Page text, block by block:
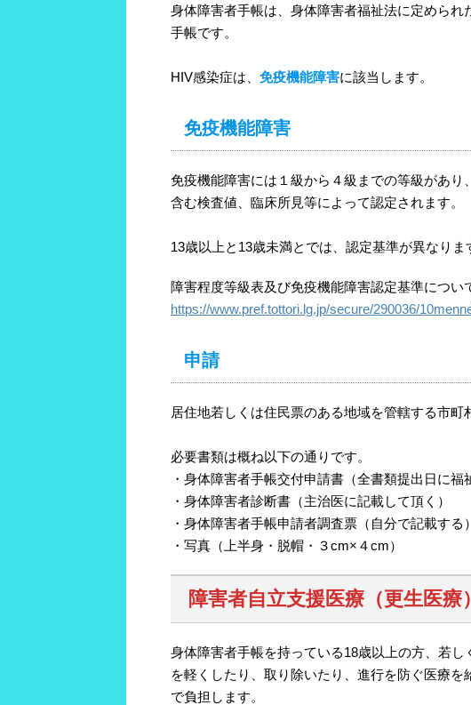
身体障害者手帳は、身体障害者福祉法に定めら
手帳です。
HIV感染症は、 免疫機能障害に該当します。
免疫機能障害
免疫機能障害には１級から４級までの等級があ
含む検査値、臨床所見等によって認定されます。
13歳以上と13歳未満とでは、認定基準が異なりま
障害程度等級表及び免疫機能障害認定基準につい
https://www.pref.tottori.lg.jp/secure/290036/
申請
居住地若しくは住民票のある地域を管轄する市町
必要書類は概ね以下の通りです。
・身体障害者手帳交付申請書（全書類提出日に福
・身体障害者診断書（主治医に記載して頂く）
・身体障害者手帳申請者調査票（自分で記載する）
・写真（上半身・脱帽・３cm×４cm）
障害者自立支援医療（更生医療）
身体障害者手帳を持っている18歳以上の方、若
を軽くしたり、取り除いたり、進行を防ぐ医療
で負担します。